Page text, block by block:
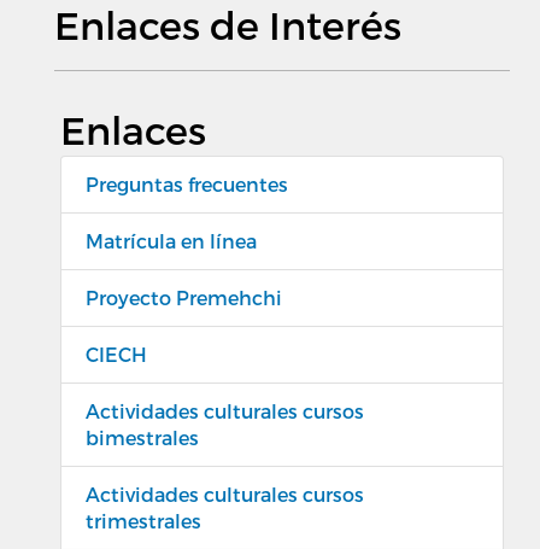
Enlaces de Interés
Enlaces
Preguntas frecuentes
Matrícula en línea
Proyecto Premehchi
CIECH
Actividades culturales cursos
bimestrales
Actividades culturales cursos
trimestrales